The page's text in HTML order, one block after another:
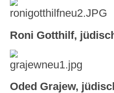
Roni Gotthilf,
Oded Grajew,